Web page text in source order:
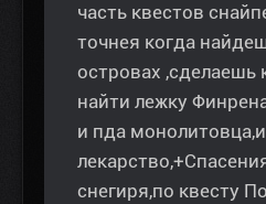
часть квестов
точнея когда
островах ,сделаешь
найти лежку
и пда
снегиря,по квесту